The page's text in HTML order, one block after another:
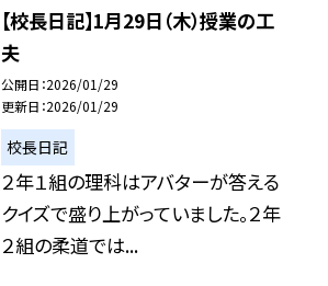
【校長日記】1月29日（木）授業の工
夫
公開日 2026/01/29
更新日 2026/01/29
校長日記
２年１組の理科はアバターが答える
クイズで盛り上がっていました。２年
２組の柔道では...